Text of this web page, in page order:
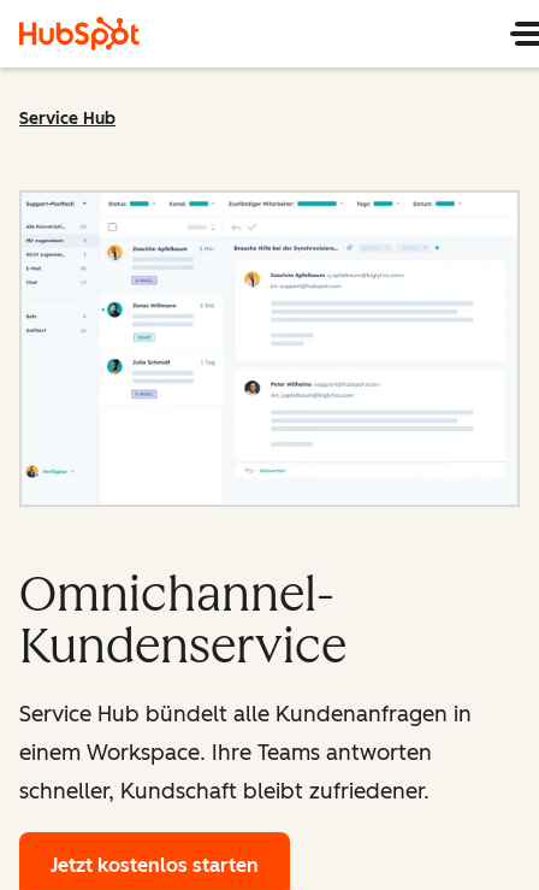
Service Hub
Omnichannel-
Kundenservice
Service Hub bündelt alle Kundenanfragen in
einem Workspace. Ihre Teams antworten
schneller, Kundschaft bleibt zufriedener.
Jetzt kostenlos starten